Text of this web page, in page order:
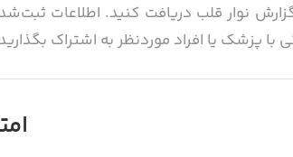
نوار قلب دریافت کنید. اطلاعات
با پزشک یا افراد موردنظر به اشتراک